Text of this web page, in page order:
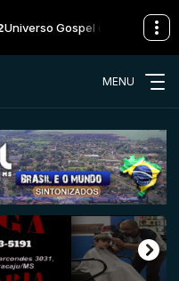
Gospel das 06:00 às 14:00 -
MENU